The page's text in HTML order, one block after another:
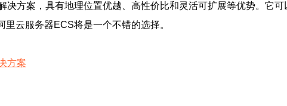
方案，具有地理位置优越、高性价比和灵活可扩展等优势。它
云服务器ECS将是一个不错的选择。
方案